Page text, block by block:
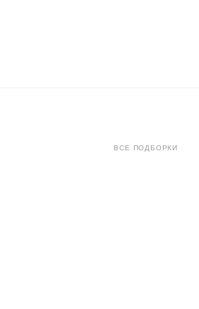
ВСЕ ПОДБОРКИ